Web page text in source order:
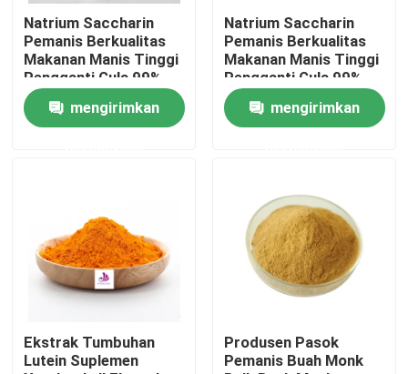
Tentang kami
Tur Pabrik
Berita
Permintaan Penawaran
Ekstrak tumbuhan alami
Natrium Saccharin
Pemanis Berkualitas
Makanan Manis Tinggi
Pengganti Gula 99%
mengirimkan
Natrium Saccharin
Pemanis Berkualitas
Makanan Manis Tinggi
Pengganti Gula 99%
mengirimkan
Ekstrak Tumbuhan
Lutein Suplemen
Produsen Pasok
Pemanis Buah Monk